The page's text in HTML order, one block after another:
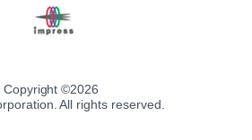
Copyright ©2026
All rights reserved.